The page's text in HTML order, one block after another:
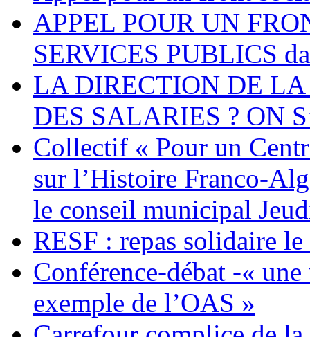
APPEL POUR UN
SERVICES PUBLICS
LA DIRECTION DE
DES SALARIES ? ON
Collectif « Pour un
sur l’Histoire Franco-
le conseil municipal
RESF : repas solidaire
Conférence-débat -«
exemple de l’OAS »